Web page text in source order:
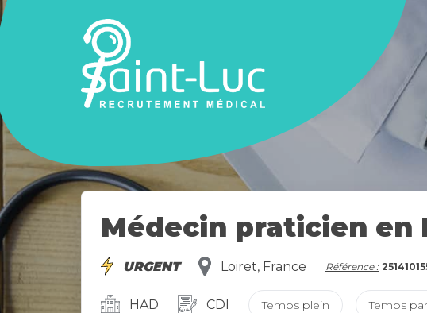
Médecin praticien en
URGENT Loiret, France Référence :
HAD CDI Temps plein Temps